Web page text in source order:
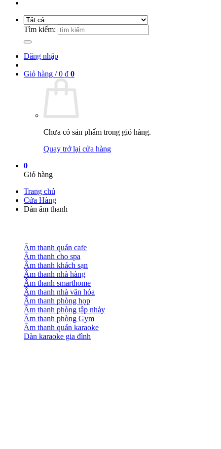
Tìm kiếm:
Đăng nhập
Giỏ hàng /0 ₫ 0
Chưa có sản phẩm trong giỏ hàng.
Quay trở lại cửa hàng
0
Giỏ hàng
Trang chủ
Cửa Hàng
Dàn âm thanh
Âm thanh quán cafe
Âm thanh cho spa
Âm thanh khách sạn
Âm thanh nhà hàng
Âm thanh smarthome
Âm thanh nhà văn hóa
Âm thanh phòng họp
Âm thanh phòng tập nhảy
Âm thanh phòng Gym
Âm thanh quán karaoke
Dàn karaoke gia đình